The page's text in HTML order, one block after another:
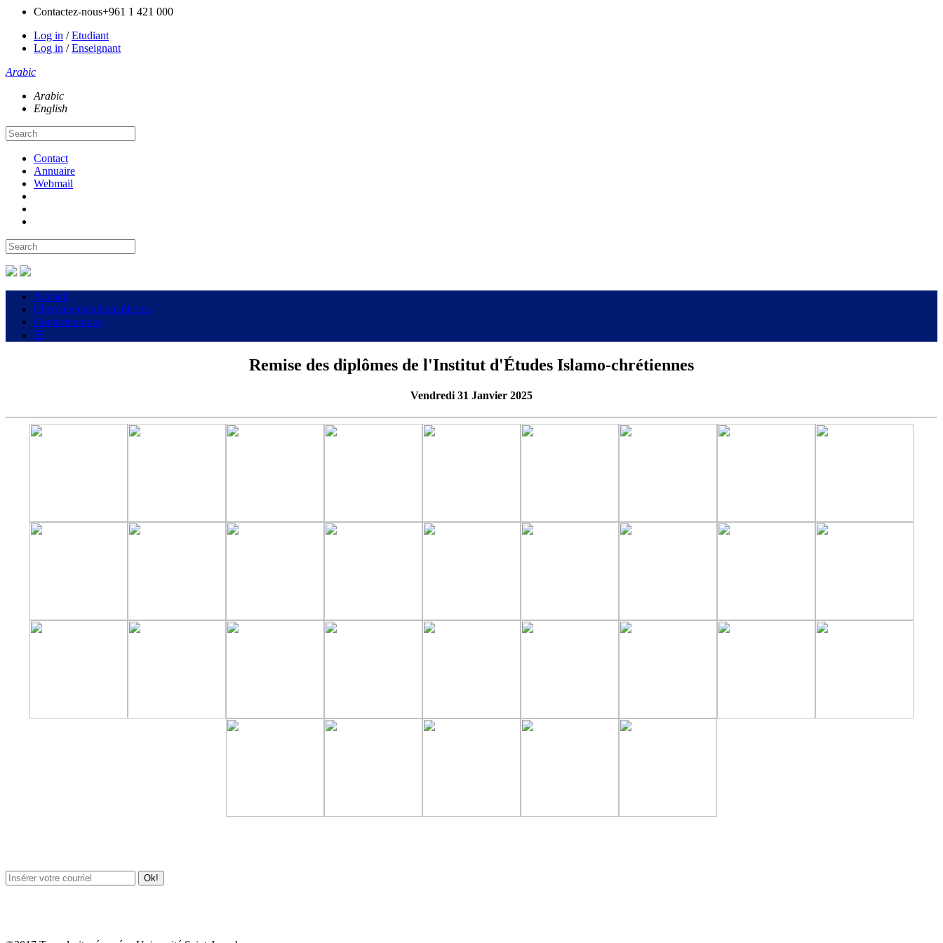
Contactez-nous+961 1 421 000
Log in /Etudiant
Log in /Enseignant
Arabic
Arabic
English
Contact
Annuaire
Webmail
Accueil
Chercher un album photos
Contactez-nous
☰
Remise des diplômes de l'Institut d'Études Islamo-chrétiennes
Vendredi 31 Janvier 2025